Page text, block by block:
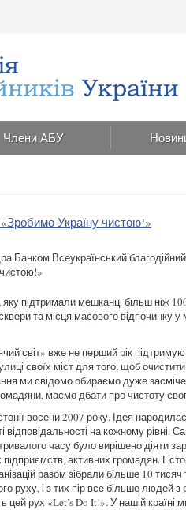
Члени АБУ
«Зробимо Україну чистою!»
Банком Всеукраїнський
чистою!»
підтримали мешканці більш ніж
та місця масового відпочинку
світ» вже не перший рік
своїх міст для того, щоб
ми свідомо обираємо дуже
маємо дбати про чистоту
восени 2007 року. Ідея
відповідальності на кожному
часу було вирішено діяти
активних громадян.
разом зібрали більше 10
руху, і з тих пір все більше людей
цей рух «Let’s Do It!». У нашій країні